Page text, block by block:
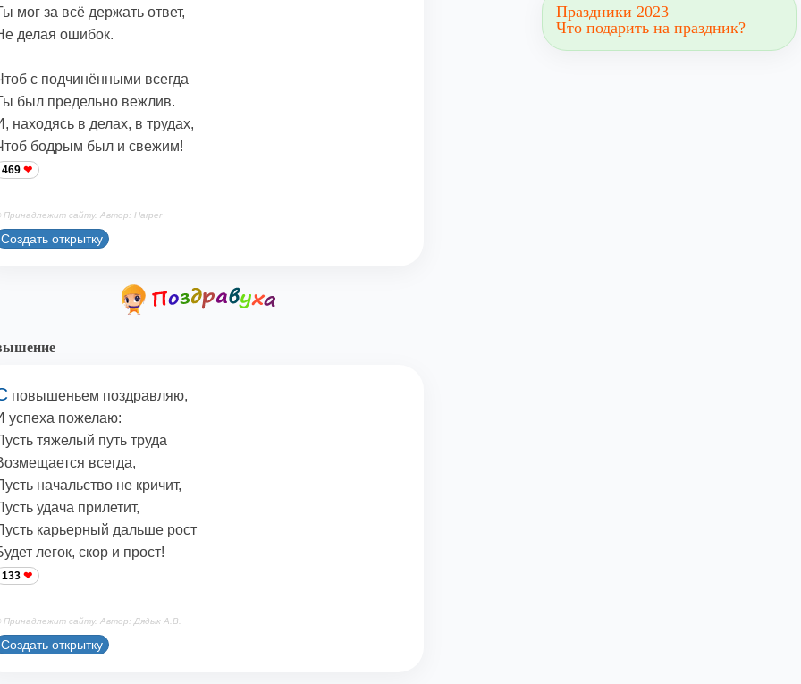
мог за всё держать ответ,
делая ошибок.
с подчинёнными всегда
был предельно вежлив.
находясь в делах, в трудах,
бодрым был и свежим!
469
Принадлежит сайту. Автор: Harper
Создать открытку
повышеньем поздравляю,
успеха пожелаю:
тяжелый путь труда
всегда,
начальство не кричит,
удача прилетит,
карьерный дальше рост
легок, скор и прост!
133
Принадлежит сайту. Автор: Дядык А.В.
Создать открытку
Праздники 2023
Что подарить на праздник?